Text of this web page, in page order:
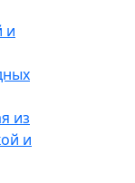
и
из
и